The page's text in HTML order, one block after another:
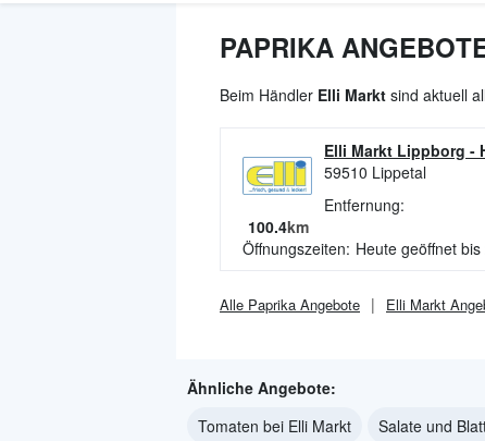
PAPRIKA
Beim Händler Elli Markt sind aktuell
Elli Markt Lippborg -
59510 Lippetal
Entfernung:
100.4km
Öffnungszeiten: Heute geöffnet bis
Alle Paprika Angebote Elli Markt
Ähnliche Angebote:
Tomaten bei Elli Markt
Salate und